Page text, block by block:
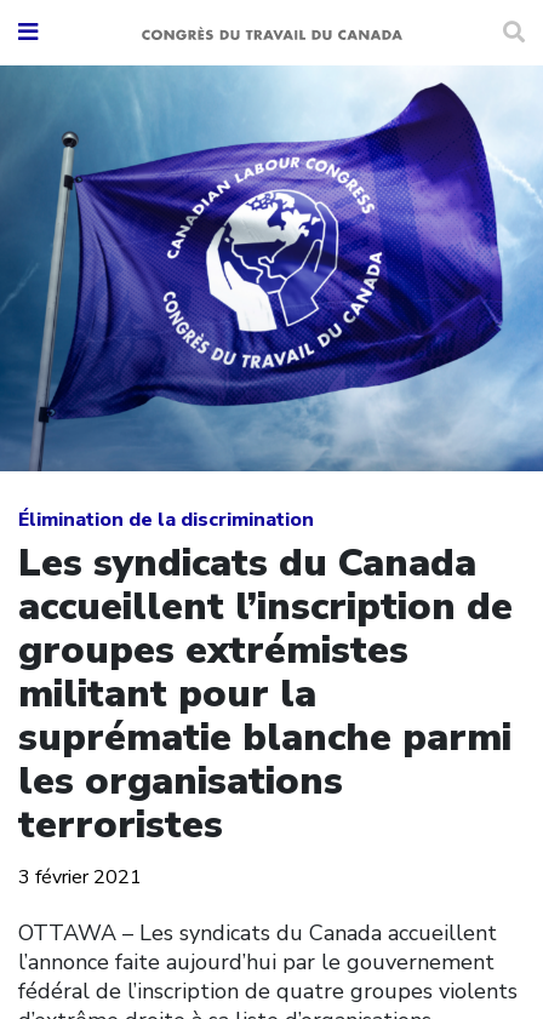
Élimination de la discrimination
Les syndicats du Canada
accueillent l’inscription de
groupes extrémistes
militant pour la
suprématie blanche parmi
les organisations
terroristes
3 février 2021
OTTAWA – Les syndicats du Canada accueillent
l’annonce faite aujourd’hui par le gouvernement
fédéral de l’inscription de quatre groupes violents